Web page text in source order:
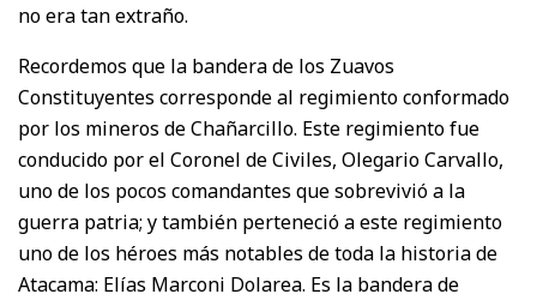
no era tan extraño.
Recordemos que la bandera de los Zuavos
Constituyentes corresponde al regimiento conformado
por los mineros de Chañarcillo. Este regimiento fue
conducido por el Coronel de Civiles, Olegario Carvallo,
uno de los pocos comandantes que sobrevivió a la
guerra patria; y también perteneció a este regimiento
uno de los héroes más notables de toda la historia de
Atacama: Elías Marconi Dolarea. Es la bandera de